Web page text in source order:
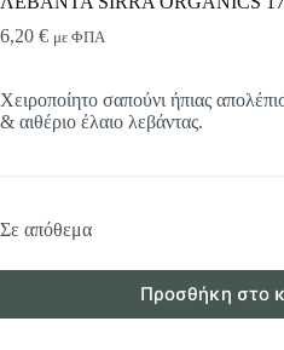
6,20 € με ΦΠΑ
Χειροποίητο σαπούνι ήπιας
& αιθέριο έλαιο λεβάντας.
Σε απόθεμα
Προσθήκη στο